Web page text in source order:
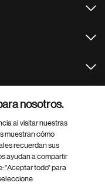
nosotros.
al visitar nuestras
muestran cómo
recuerdan sus
ayudan a compartir
"Aceptar todo" para